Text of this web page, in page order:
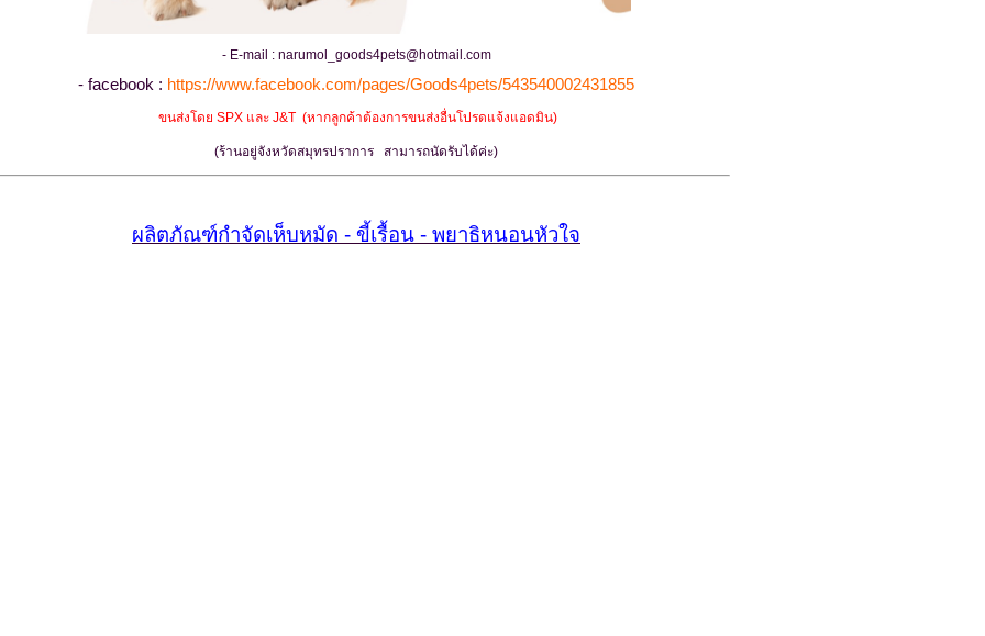
- E-mail : narumol_goods4pets@hotmail.com
- facebook : https://www.facebook.com/pages/Goods4pets/543540002431855
ขนส่งโดย SPX และ J&T (หากลูกค้าต้องการขนส่งอื่นโปรดแจ้งแอดมิน)
(ร้านอยู่จังหวัดสมุทรปราการ สามารถนัดรับได้ค่ะ)
ผลิตภัณฑ์กำจัดเห็บหมัด - ขี้เรื้อน - พยาธิหนอนหัวใจ